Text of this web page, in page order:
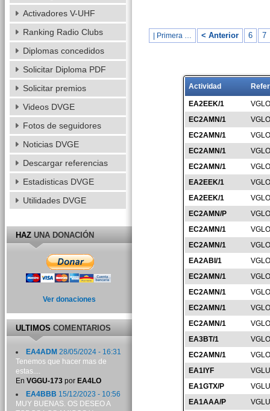
| Primera … < Anterior 6 7
Actividad
EA2EEK/1
EC2AMN/1
EC2AMN/1
EC2AMN/1
EC2AMN/1
EA2EEK/1
EA2EEK/1
EC2AMN/P
EC2AMN/1
EC2AMN/1
EA2ABI/1
EC2AMN/1
EC2AMN/1
EC2AMN/1
EC2AMN/1
EA3BT/1
EC2AMN/1
EA1IYF
EA1GTX/P
EA1AAA/P
Activadores V-UHF
Ranking Radio Clubs
Diplomas concedidos
Solicitar Diploma PDF
Solicitar premios
Videos DVGE
Fotos de seguidores
Noticias DVGE
Descargar referencias
Estadisticas DVGE
Utilidades DVGE
HAZUNA DONACIÓN
Ver donaciones
ULTIMOSCOMENTARIOS
EA4ADM 28/05/2024 - 16:31
Tenemos que hacer mas de
estas....
En VGGU-173por EA4LO
EA4BBB 15/12/2023 - 10:56
MUY BUENAS. OS DESEO A